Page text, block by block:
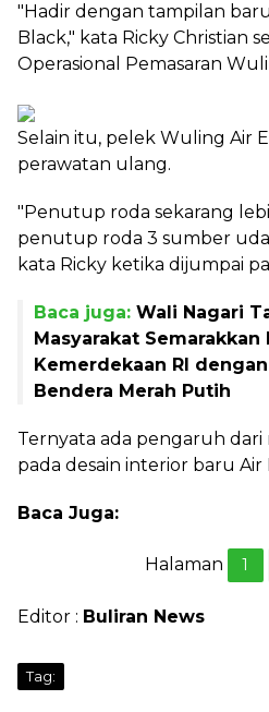
"Hadir dengan tampilan
Black," kata Ricky Christian
Operasional Pemasaran
Selain itu, pelek Wuling Air
perawatan ulang.
"Penutup roda sekarang
penutup roda 3 sumber
kata Ricky ketika dijumpai
Baca juga: Wali Nagari
Masyarakat Semarakkan
Kemerdekaan RI
Bendera Merah Putih
Ternyata ada pengaruh dari
pada desain interior baru Air
Baca Juga:
Halaman 1
Editor : Buliran News
Tag: